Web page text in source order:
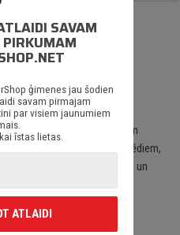
ORACAL līmplēves;
virsbūves daļām, krāsotām
datoriem, velosipēdiem,
kā arī visām citām gludām un
bez jebkādiem
SAVAM
ģimenes jau šodien
savam pirmajam
par visiem jaunumiem
īstas lietas.
ATLAIDI